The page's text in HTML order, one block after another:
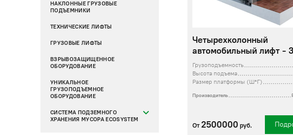
НАКЛОННЫЕ ГРУЗОВЫЕ
ПОДЪЕМНИКИ
ТЕХНИЧЕСКИЕ ЛИФТЫ
ГРУЗОВЫЕ ЛИФТЫ
ВЗРЫВОЗАЩИЩЕННОЕ
ОБОРУДОВАНИЕ
УНИКАЛЬНОЕ
ГРУЗОПОДЪЕМНОЕ
ОБОРУДОВАНИЕ
СИСТЕМА ПОДЗЕМНОГО
ХРАНЕНИЯ МУСОРА ECOSYSTEM
Четырехколонный
автомобильный лифт -
Грузоподъемность
Высота подъема
Размер платформы (Ш*Г)
Производитель
От 2500000 руб.